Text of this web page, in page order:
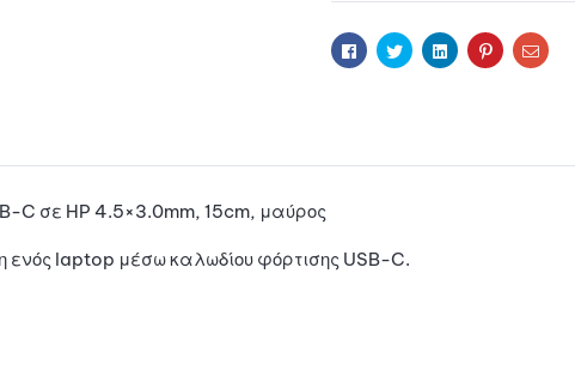
v
Facebook
TwitterLinkedinPinterestEmail
C σε HP 4.5×3.0mm, 15cm, μαύρος
ενός laptop μέσω καλωδίου φόρτισης USB-C.